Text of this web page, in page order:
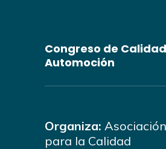
Congreso de
Automoción
Organiza:
para la Calidad